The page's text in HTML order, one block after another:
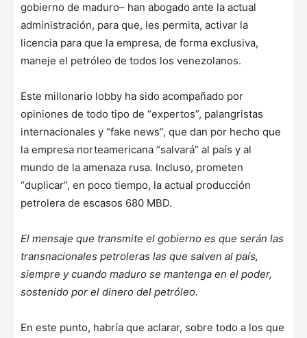
gobierno de maduro– han abogado ante la actual
administración, para que, les permita, activar la
licencia para que la empresa, de forma exclusiva,
maneje el petróleo de todos los venezolanos.
Este millonario lobby ha sido acompañado por
opiniones de todo tipo de “expertos”, palangristas
internacionales y “fake news”, que dan por hecho que
la empresa norteamericana “salvará” al país y al
mundo de la amenaza rusa. Incluso, prometen
“duplicar”, en poco tiempo, la actual producción
petrolera de escasos 680 MBD.
El mensaje que transmite el gobierno es que serán las
transnacionales petroleras las que salven al país,
siempre y cuando maduro se mantenga en el poder,
sostenido por el dinero del petróleo.
En este punto, habría que aclarar, sobre todo a los que